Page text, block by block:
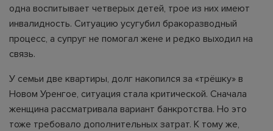
одна воспитывает четверых детей, трое из них имеют
инвалидность. Ситуацию усугубил бракоразводный
процесс, а супруг не помогал жене и редко выходил на
связь.
У семьи две квартиры, долг накопился за «трёшку» в
Новом Уренгое, ситуация стала критической. Сначала
женщина рассматривала вариант банкротства. Но это
тоже требовало дополнительных затрат. К тому же,